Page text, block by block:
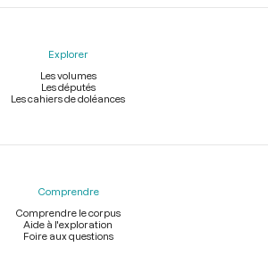
Explorer
Les volumes
Les députés
Les cahiers de doléances
Comprendre
Comprendre le corpus
Aide à l'exploration
Foire aux questions